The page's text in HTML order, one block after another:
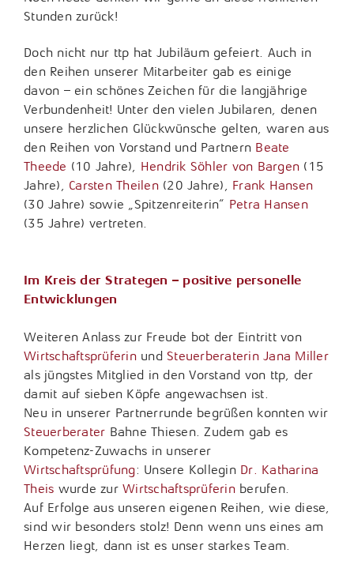
Stunden zurück!
Doch nicht nur ttp hat Jubiläum gefeiert. Auch in
den Reihen unserer Mitarbeiter gab es einige
davon – ein schönes Zeichen für die langjährige
Verbundenheit! Unter den vielen Jubilaren, denen
unsere herzlichen Glückwünsche gelten, waren aus
den Reihen von Vorstand und Partnern Beate
Theede (10 Jahre), Hendrik Söhler von Bargen (15
Jahre), Carsten Theilen(20 Jahre), Frank Hansen
(30 Jahre) sowie „Spitzenreiterin“ Petra Hansen
(35 Jahre) vertreten.
Im Kreis der Strategen – positive personelle
Entwicklungen
Weiteren Anlass zur Freude bot der Eintritt von
Wirtschaftsprüferinund Steuerberaterin Jana Miller
als jüngstes Mitglied in den Vorstand von ttp, der
damit auf sieben Köpfe angewachsen ist.
Neu in unserer Partnerrunde begrüßen konnten wir
Steuerberater Bahne Thiesen. Zudem gab es
Kompetenz-Zuwachs in unserer
Wirtschaftsprüfung: Unsere Kollegin Dr. Katharina
Theis wurde zur Wirtschaftsprüferinberufen.
Auf Erfolge aus unseren eigenen Reihen, wie diese,
sind wir besonders stolz! Denn wenn uns eines am
Herzen liegt, dann ist es unser starkes Team.